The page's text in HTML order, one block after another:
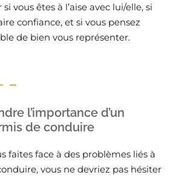
vous êtes à l’aise avec lui/elle, si
confiance, et si vous pensez
de bien vous représenter.
l’importance d’un
de conduire
faites face à des problèmes liés à
vous ne devriez pas hésiter